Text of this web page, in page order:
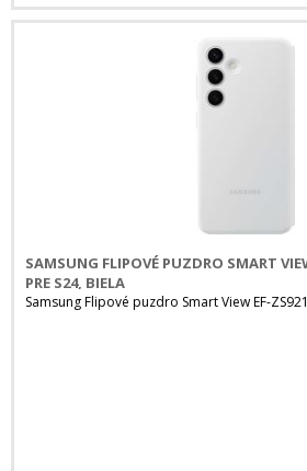
SAMSUNG FLIPOVÉ PUZDRO SMART
PRE S24, BIELA
Samsung Flipové puzdro Smart View EF-